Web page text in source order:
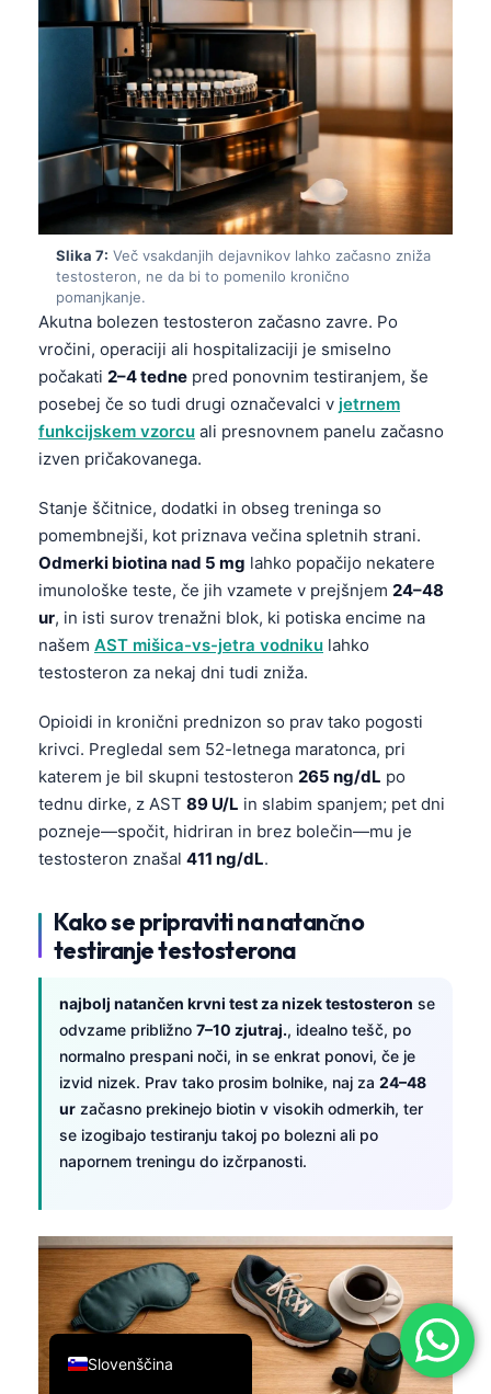
Slika 7: Več vsakdanjih dejavnikov lahko začasno zniža
testosteron, ne da bi to pomenilo kronično
pomanjkanje.
Akutna bolezen testosteron začasno zavre. Po
vročini, operaciji ali hospitalizaciji je smiselno
počakati 2–4 tedne pred ponovnim testiranjem, še
posebej če so tudi drugi označevalci v jetrnem
funkcijskem vzorcu ali presnovnem panelu začasno
izven pričakovanega.
Stanje ščitnice, dodatki in obseg treninga so
pomembnejši, kot priznava večina spletnih strani.
Odmerki biotina nad 5 mg lahko popačijo nekatere
imunološke teste, če jih vzamete v prejšnjem 24–48
ur, in isti surov trenažni blok, ki potiska encime na
našem AST mišica-vs-jetra vodniku lahko
testosteron za nekaj dni tudi zniža.
Opioidi in kronični prednizon so prav tako pogosti
krivci. Pregledal sem 52-letnega maratonca, pri
katerem je bil skupni testosteron 265 ng/dL po
tednu dirke, z AST 89 U/L in slabim spanjem; pet dni
pozneje—spočit, hidriran in brez bolečin—mu je
testosteron znašal 411 ng/dL.
Kako se pripraviti na natančno
testiranje testosterona
najbolj natančen krvni test za nizek testosteron se
odvzame približno 7–10 zjutraj., idealno tešč, po
normalno prespani noči, in se enkrat ponovi, če je
izvid nizek. Prav tako prosim bolnike, naj za 24–48
ur začasno prekinejo biotin v visokih odmerkih, ter
se izogibajo testiranju takoj po bolezni ali po
napornem treningu do izčrpanosti.
Slovenščina
English
Deutsch
العربية
Italiano
Español
Português
Ελληνικά
Türkçe
Română
简体中文
Български
Dansk
Nederlands
हिन्दी
Bahasa Indonesia
Հայերեն
Íslenska
Српски језик
Svenska
Bosanski
Eesti
日本語
Čeština
ქართული
Русский
Lietuvių kalba
한국어
Magyar
Shqip
বাংলা
اردو
मराठी